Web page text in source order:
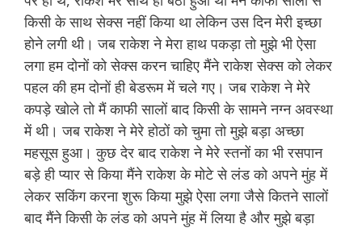
किसी के साथ सेक्स नहीं किया था लेकिन उस दिन मेरी इच्छा
होने लगी थी। जब राकेश ने मेरा हाथ पकड़ा तो मुझे भी ऐसा
लगा हम दोनों को सेक्स करन चाहिए मैंने राकेश सेक्स को लेकर
पहल की हम दोनों ही बेडरूम में चले गए। जब राकेश ने मेरे
कपड़े खोले तो मैं काफी सालों बाद किसी के सामने नग्न अवस्था
में थी। जब राकेश ने मेरे होठों को चुमा तो मुझे बड़ा अच्छा
महसूस हुआ। कुछ देर बाद राकेश ने मेरे स्तनों का भी रसपान
बड़े ही प्यार से किया मैंने राकेश के मोटे से लंड को अपने मुंह में
लेकर सकिंग करना शुरू किया मुझे ऐसा लगा जैसे कितने सालों
बाद मैंने किसी के लंड को अपने मुंह में लिया है और मुझे बड़ा